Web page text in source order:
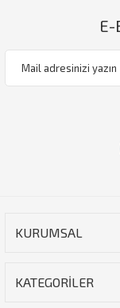
KURUMSAL
KATEGORİLER
E-